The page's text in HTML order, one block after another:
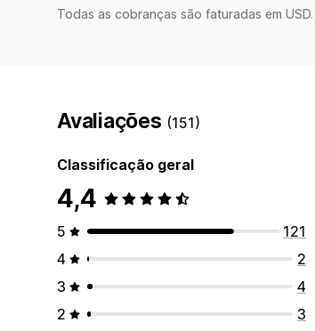
Todas as cobranças são faturadas em
Avaliações (151)
Classificação geral
4,4
5
121
4
2
3
4
2
3